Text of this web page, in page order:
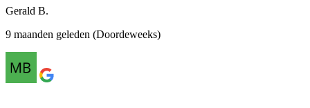
Gerald B.
9 maanden geleden (Doordeweeks)